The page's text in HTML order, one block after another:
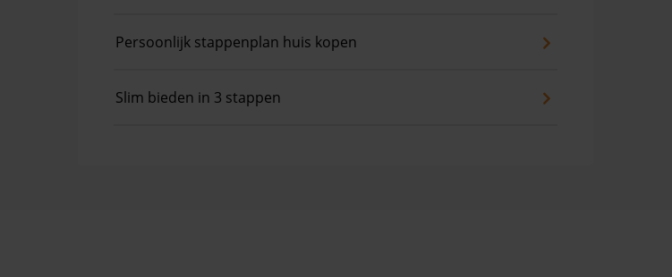
Persoonlijk stappenplan huis kopen
Slim bieden in 3 stappen